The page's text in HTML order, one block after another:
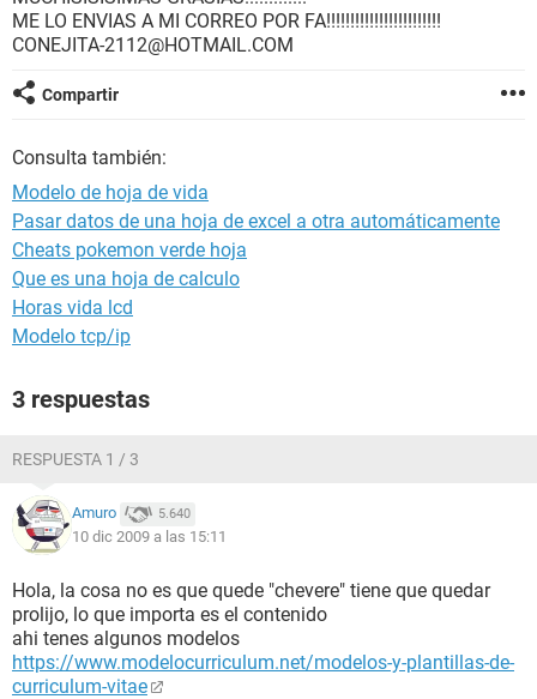
ME LO ENVIAS A MI CORREO POR FA!!!!!!!!!!!!!!!!!!!!!!!!
CONEJITA-2112@HOTMAIL.COM
Compartir
Consulta también:
Modelo de hoja de vida
Pasar datos de una hoja de excel a otra automáticamente
Cheats pokemon verde hoja
Que es una hoja de calculo
Horas vida lcd
Modelo tcp/ip
3 respuestas
RESPUESTA 1 / 3
Amuro 5.640
10 dic 2009 a las 15:11
Hola, la cosa no es que quede "chevere" tiene que quedar
prolijo, lo que importa es el contenido
ahi tenes algunos modelos
https://www.modelocurriculum.net/modelos-y-plantillas-de-
curriculum-vitae